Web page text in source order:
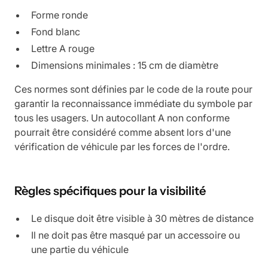
Forme ronde
Fond blanc
Lettre A rouge
Dimensions minimales : 15 cm de diamètre
Ces normes sont définies par le code de la route pour
garantir la reconnaissance immédiate du symbole par
tous les usagers. Un autocollant A non conforme
pourrait être considéré comme absent lors d'une
vérification de véhicule par les forces de l'ordre.
Règles spécifiques pour la visibilité
Le disque doit être visible à 30 mètres de distance
Il ne doit pas être masqué par un accessoire ou
une partie du véhicule